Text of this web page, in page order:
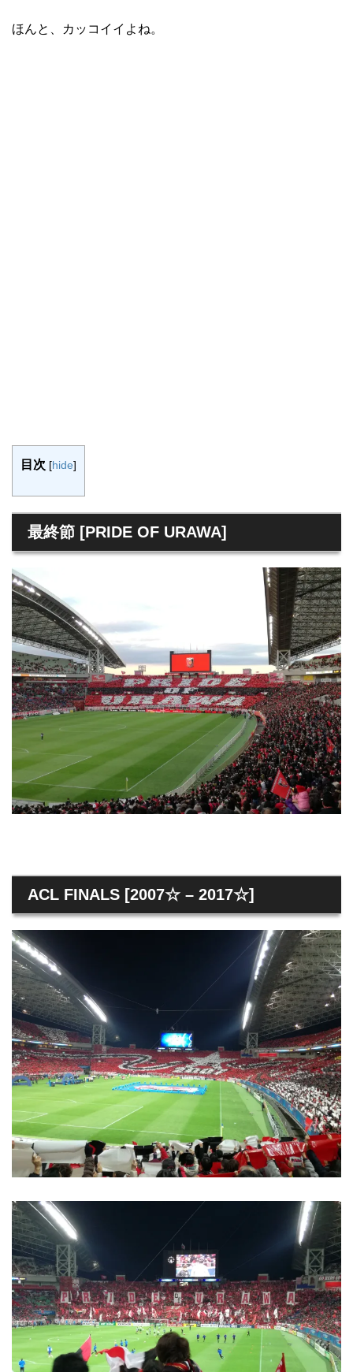
ほんと、カッコイイよね。
目次 [hide]
最終節 [PRIDE OF URAWA]
ACL FINALS [2007☆ – 2017☆]